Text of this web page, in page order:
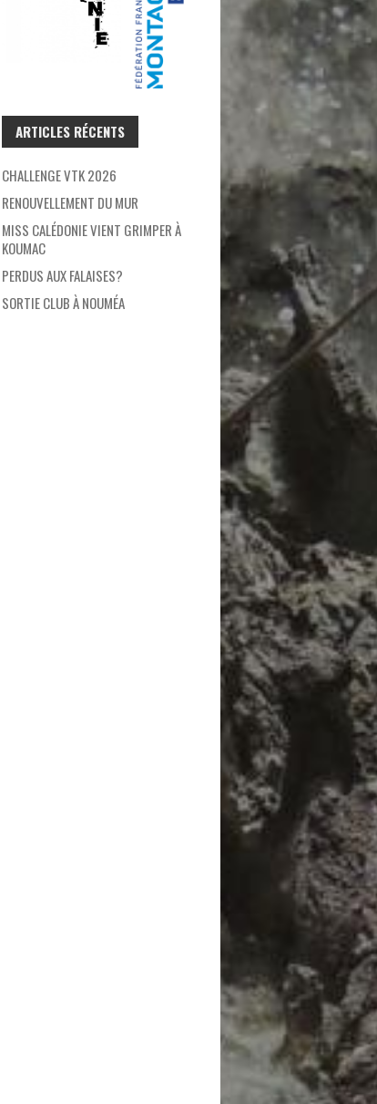
ARTICLES RÉCENTS
CHALLENGE VTK 2026
RENOUVELLEMENT DU MUR
MISS CALÉDONIE VIENT GRIMPER À
KOUMAC
PERDUS AUX FALAISES?
SORTIE CLUB À NOUMÉA